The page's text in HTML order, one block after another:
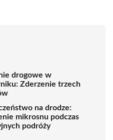
drogowe w
Zderzenie trzech
na drodze:
mikrosnu podczas
podróży